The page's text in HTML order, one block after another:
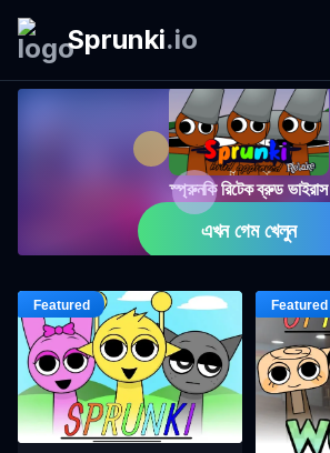
Sprunki.io
স্প্রুনকি রিটেক ব্রুড ভাইরাস
এখন গেম খেলুন